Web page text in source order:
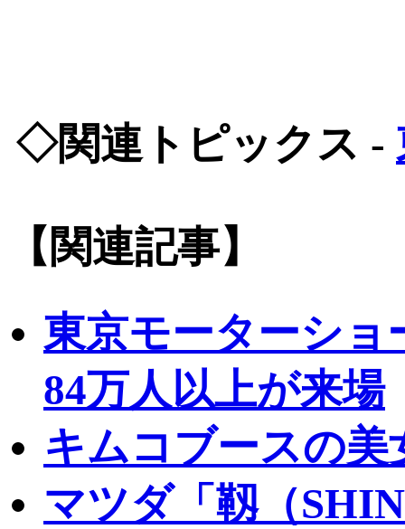
◇関連トピックス -
【関連記事】
東京モーターショ
84万人以上が来場
キムコブースの
マツダ「靱（